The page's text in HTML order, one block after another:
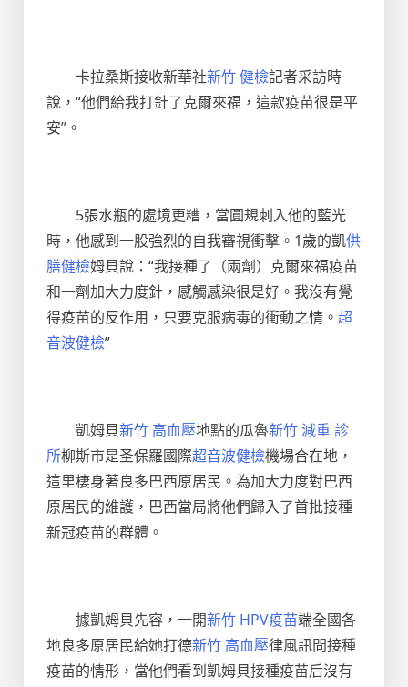
卡拉桑斯接收新華社新竹 健檢記者采訪時
說，“他們給我打針了克爾來福，這款疫苗很是平
安”。
5張水瓶的處境更糟，當圓規刺入他的藍光
時，他感到一股強烈的自我審視衝擊。1歲的凱供
膳健檢姆貝說：“我接種了（兩劑）克爾來福疫苗
和一劑加大力度針，感觸感染很是好。我沒有覺
得疫苗的反作用，只要克服病毒的衝動之情。 超
音波健檢”
凱姆貝新竹 高血壓地點的瓜魯新竹 減重 診
所柳斯市是圣保羅國際超音波健檢機場合在地，
這里棲身著良多巴西原居民。為加大力度對巴西
原居民的維護，巴西當局將他們歸入了首批接種
新冠疫苗的群體。
據凱姆貝先容，一開新竹 HPV疫苗端全國各
地良多原居民給她打德新竹 高血壓律風訊問接種
疫苗的情形，當他們看到凱姆貝接種疫苗后沒有